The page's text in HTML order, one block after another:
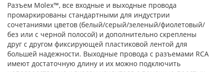
Разъем Molex™, все входные и выходные провода
промаркированы стандартными для индустрии
сочетаниями цветов (белый/серый/зеленый/фиолетовый/
без или с черной полосой) и дополнительно скреплены
друг с другом фиксирующей пластиковой лентой для
большей надежности. Выходные провода с разъемами RCA
имеют достаточную длину и их можно подключить